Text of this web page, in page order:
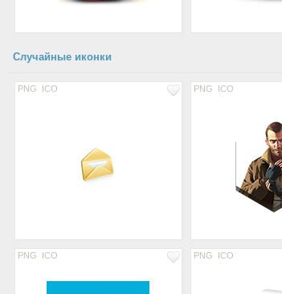
Случайные иконки
PNG ICO PNG ICO
PNG ICO PNG ICO